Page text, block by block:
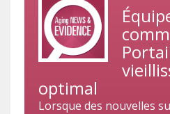
optimal
Lorsque des nouvelles